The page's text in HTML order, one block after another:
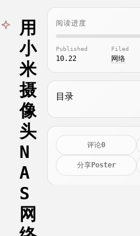
关于
快捷操作
登录 深色模式
用
小
米
摄
像
头
N
A
S
网
阅读进度
Published
10.22
Filed
网络
目录
评论0
分享Poster